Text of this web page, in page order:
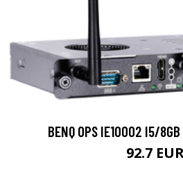
BENQ OPS IE10002 I5/8GB
92.7